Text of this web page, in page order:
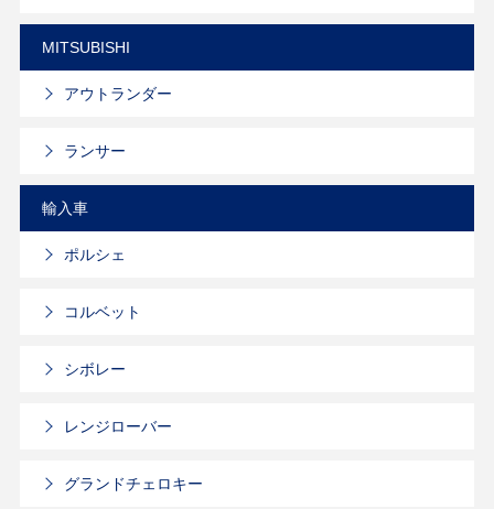
MITSUBISHI
アウトランダー
ランサー
輸入車
ポルシェ
コルベット
シボレー
レンジローバー
グランドチェロキー